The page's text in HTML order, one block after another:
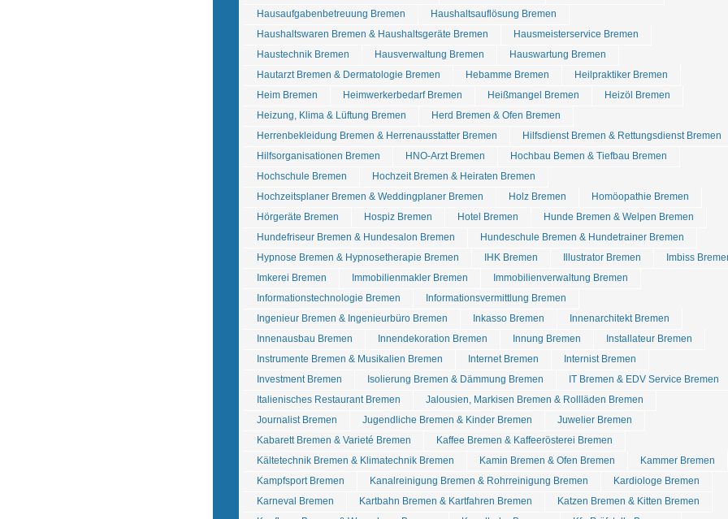
Hausaufgabenbetreuung Bremen
Haushaltsauflösung Bremen
Haushaltswaren Bremen & Haushaltsgeräte Bremen
Hausmeisterservice Bremen
Haustechnik Bremen
Hausverwaltung Bremen
Hauswartung Bremen
Hautarzt Bremen & Dermatologie Bremen
Hebamme Bremen
Heilpraktiker Bremen
Heim Bremen
Heimwerkerbedarf Bremen Heißmangel Bremen
Heizöl Bremen
Heizung, Klima & Lüftung Bremen
Herd Bremen & Ofen Bremen
Herrenbekleidung Bremen & Herrenausstatter Bremen
Hilfsdienst Bremen & Rettungsdienst Bremen
Hilfsorganisationen Bremen
HNO-Arzt Bremen
Hochbau Bemen & Tiefbau Bremen
Hochschule Bremen
Hochzeit Bremen & Heiraten Bremen
Hochzeitsplaner Bremen & Weddingplaner Bremen
Holz Bremen
Homöopathie Bremen
Hörgeräte Bremen
Hospiz Bremen Hotel Bremen
Hunde Bremen & Welpen Bremen
Hundefriseur Bremen & Hundesalon Bremen
Hundeschule Bremen & Hundetrainer Bremen
Hypnose Bremen & Hypnosetherapie Bremen
IHK Bremen Illustrator Bremen
Imbiss
Imkerei Bremen
Immobilienmakler Bremen
Immobilienverwaltung Bremen
Informationstechnologie Bremen
Informationsvermittlung Bremen
Ingenieur Bremen & Ingenieurbüro Bremen
Inkasso Bremen
Innenarchitekt Bremen
Innenausbau Bremen
Innendekoration Bremen Innung Bremen
Installateur Bremen
Instrumente Bremen & Musikalien Bremen
Internet Bremen
Internist Bremen
Investment Bremen
Isolierung Bremen & Dämmung Bremen
IT Bremen & EDV Service Bremen
Italienisches Restaurant Bremen
Jalousien, Markisen Bremen & Rollläden Bremen
Journalist Bremen
Jugendliche Bremen & Kinder Bremen
Juwelier Bremen
Kabarett Bremen & Varieté Bremen
Kaffee Bremen & Kaffeerösterei Bremen
Kältetechnik Bremen & Klimatechnik Bremen
Kamin Bremen & Ofen Bremen
Kammer Bremen
Kampfsport Bremen
Kanalreinigung Bremen & Rohrreinigung Bremen
Kardiologe Bremen
Karneval Bremen
Kartbahn Bremen & Kartfahren Bremen
Katzen Bremen & Kitten Bremen